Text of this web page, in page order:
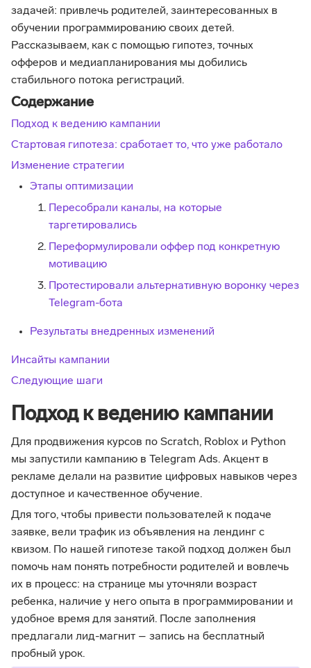
задачей: привлечь родителей, заинтересованных в
обучении программированию своих детей.
Рассказываем, как с помощью гипотез, точных
офферов и медиапланирования мы добились
стабильного потока регистраций.
Содержание
Подход к ведению кампании
Стартовая гипотеза: сработает то, что уже работало
Изменение стратегии
Этапы оптимизации
Пересобрали каналы, на которые
таргетировались
Переформулировали оффер под конкретную
мотивацию
Протестировали альтернативную воронку через
Telegram-бота
Результаты внедренных изменений
Инсайты кампании
Следующие шаги
Подход к ведению кампании
Для продвижения курсов по Scratch, Roblox и Python
мы запустили кампанию в Telegram Ads. Акцент в
рекламе делали на развитие цифровых навыков через
доступное и качественное обучение.
Для того, чтобы привести пользователей к подаче
заявке, вели трафик из объявления на лендинг с
квизом. По нашей гипотезе такой подход должен был
помочь нам понять потребности родителей и вовлечь
их в процесс: на странице мы уточняли возраст
ребенка, наличие у него опыта в программировании и
удобное время для занятий. После заполнения
предлагали лид-магнит – запись на бесплатный
пробный урок.